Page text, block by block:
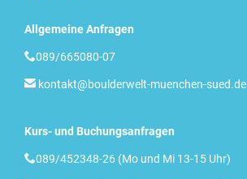
Allgemeine Anfragen
089/665080-07
 kontakt@boulderwelt-muenchen-sued.de
Kurs- und Buchungsanfragen
089/452348-26 (Mo und Mi 13-15 Uhr)